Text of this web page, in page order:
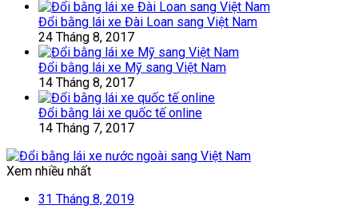
Đổi bằng lái xe Đài Loan sang Việt Nam
24 Tháng 8, 2017
Đổi bằng lái xe Mỹ sang Việt Nam
14 Tháng 8, 2017
Đổi bằng lái xe quốc tế online
14 Tháng 7, 2017
Xem nhiều nhất
31 Tháng 8, 2019